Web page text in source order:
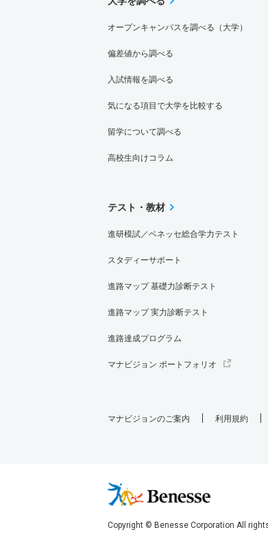
オープンキャンパスを調べる（大学）
偏差値から調べる
入試情報を調べる
気になる項目で大学を比較する
留学について調べる
高校生向けコラム
テスト・教材
進研模試／ベネッセ総合学力テスト
スタディーサポート
進路マップ 基礎力診断テスト
進路マップ 実力診断テスト
進路達成プログラム
マナビジョン ポートフォリオ
マナビジョンのご案内 利用規約
Copyright © Benesse Corporation All